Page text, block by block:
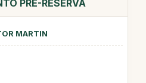
PRE-RESERVA
MARTIN